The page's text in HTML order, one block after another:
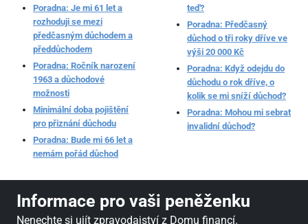
Poradna: Je mi 61 let a
rozhoduji se mezi
předčasným důchodem a
předdůchodem
Poradna: Ročník narození
1963 a důchodové
možnosti
Minimální doba pojištění
pro přiznání důchodu
Poradna: Bude mi 66 let a
nemám pořád důchod
teď?
Poradna: Předčasný
důchod o tři roky dříve ve
výši 20 000 Kč
Poradna: Když odejdu do
důchodu o rok dříve, o
kolik se mi sníží důchod?
Poradna: Mohou mi sebrat
invalidní důchod?
Informace pro vaši peněženku
Nenechte si ujít zpravodajství z Domu financí.